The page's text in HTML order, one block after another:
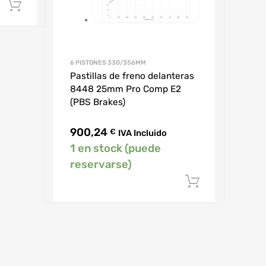
Añadir al carrito
6 PISTONES 330/356MM
Pastillas de freno delanteras
8448 25mm Pro Comp E2
(PBS Brakes)
900,24 € IVA Incluido
1 en stock (puede
reservarse)